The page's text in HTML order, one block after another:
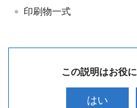
印刷物一式
この説明はお役
はい